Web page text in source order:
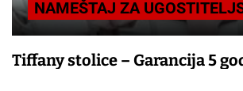
NAMEŠTAJ ZA
Tiffany stolice – Garancija 5